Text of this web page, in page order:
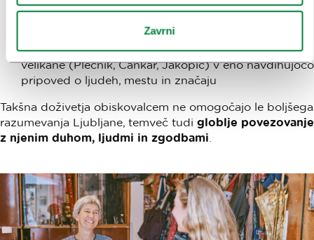
Zavrni
ekskluzivne lokacije, kot je Plečnikov kabinet na
Brko tura– kolesarski ogled, ki poveže tri slovenske
velikane (Plečnik, Cankar, Jakopič) v eno navdihujočo
pripoved o ljudeh, mestu in značaju
Takšna doživetja obiskovalcem ne omogočajo le boljšega
razumevanja Ljubljane, temveč tudi globlje povezovanje
z njenim duhom, ljudmi in zgodbami